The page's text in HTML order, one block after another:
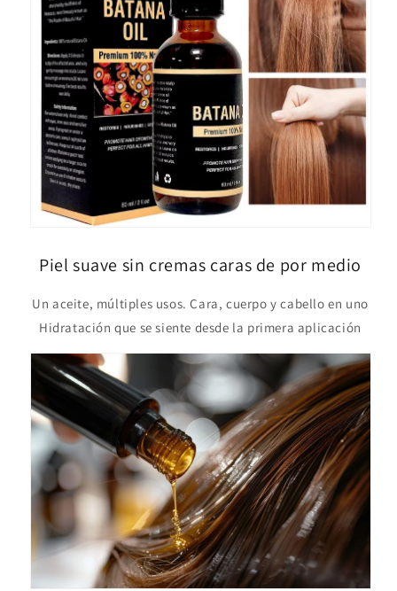
Piel suave sin cremas caras de por medio
Un aceite, múltiples usos. Cara, cuerpo y cabello en uno
Hidratación que se siente desde la primera aplicación